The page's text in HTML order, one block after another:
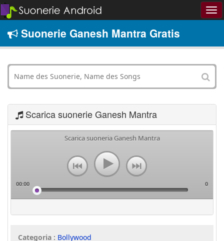
Suonerie Ganesh Mantra Gratis
Scarica suonerie Ganesh Mantra
Scarica suoneria Ganesh Mantra
00:00 0
Categoria : Bollywood